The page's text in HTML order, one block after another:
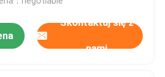
Skontaktuj się z
nami